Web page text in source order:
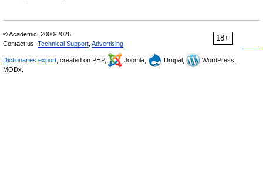
18+
© Academic, 2000-2026
Contact us: Technical Support Advertising
Dictionaries export , created on PHP, Joomla, Drupal,
WordPress,
MODx.